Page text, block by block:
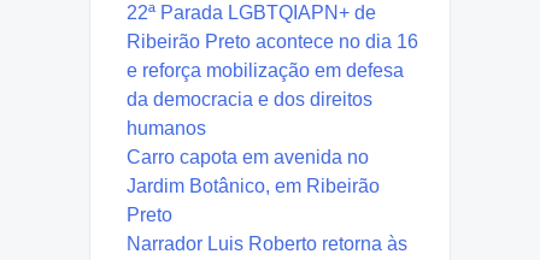
22ª Parada LGBTQIAPN+ de
Ribeirão Preto acontece no dia 16
e reforça mobilização em defesa
da democracia e dos direitos
humanos
Carro capota em avenida no
Jardim Botânico, em Ribeirão
Preto
Narrador Luis Roberto retorna às